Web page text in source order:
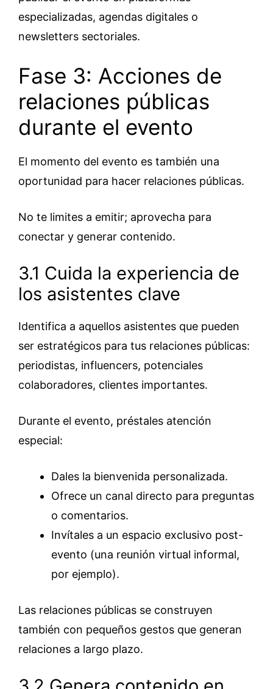
especializadas, agendas digitales o
newsletters sectoriales.
Fase 3: Acciones de
relaciones públicas
durante el evento
El momento del evento es también una
oportunidad para hacer relaciones públicas.
No te limites a emitir; aprovecha para
conectar y generar contenido.
3.1 Cuida la experiencia de
los asistentes clave
Identifica a aquellos asistentes que pueden
ser estratégicos para tus relaciones públicas:
periodistas, influencers, potenciales
colaboradores, clientes importantes.
Durante el evento, préstales atención
especial:
Dales la bienvenida personalizada.
Ofrece un canal directo para preguntas
o comentarios.
Invítales a un espacio exclusivo post-
evento (una reunión virtual informal,
por ejemplo).
Las relaciones públicas se construyen
también con pequeños gestos que generan
relaciones a largo plazo.